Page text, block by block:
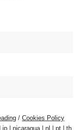
/ Cookies Policy
jp nicaragua nl pt th